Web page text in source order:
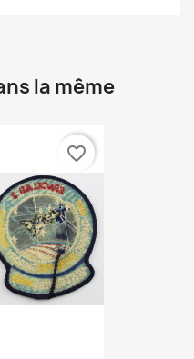
la même
favorite_border